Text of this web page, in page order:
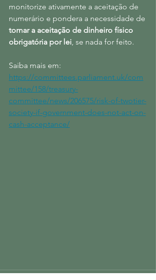
monitorize ativamente a aceitação de
numerário e pondera a necessidade de
tornar a aceitação de dinheiro físico
obrigatória por lei, se nada for feito.
Saiba mais em:
https://committees.parliament.uk/com
mittee/158/treasury-
committee/news/206575/risk-of-twotier-
society-if-government-does-not-act-on-
cash-acceptance/